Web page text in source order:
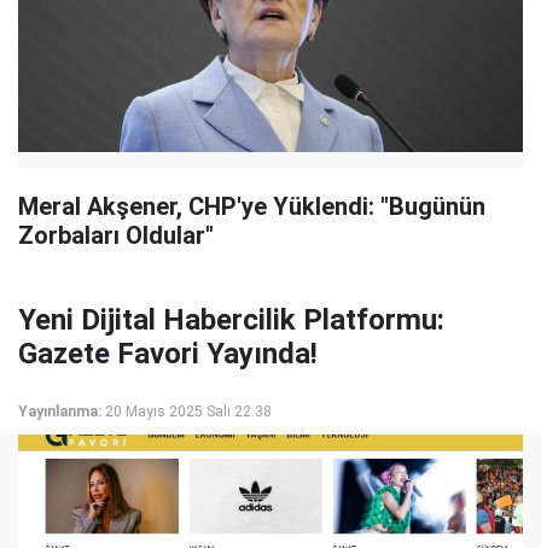
Meral Akşener, CHP'ye Yüklendi: "Bugünün
Zorbaları Oldular"
Yeni Dijital Habercilik Platformu:
Gazete Favori Yayında!
Yayınlanma: 20 Mayıs 2025 Salı 22:38